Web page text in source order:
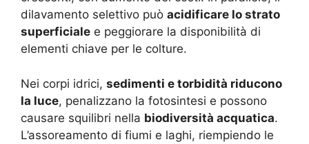
dilavamento selettivo può acidificare lo strato
superficiale e peggiorare la disponibilità di
elementi chiave per le colture.
Nei corpi idrici, sedimenti e torbidità riducono
la luce, penalizzano la fotosintesi e possono
causare squilibri nella biodiversità acquatica.
L’assoreamento di fiumi e laghi, riempiendo le